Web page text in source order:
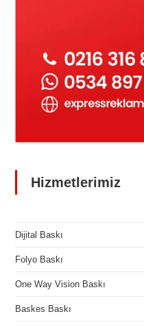
Hizmetlerimiz
Dijital Baskı
Folyo Baskı
One Way Vision Baskı
Baskes Baskı